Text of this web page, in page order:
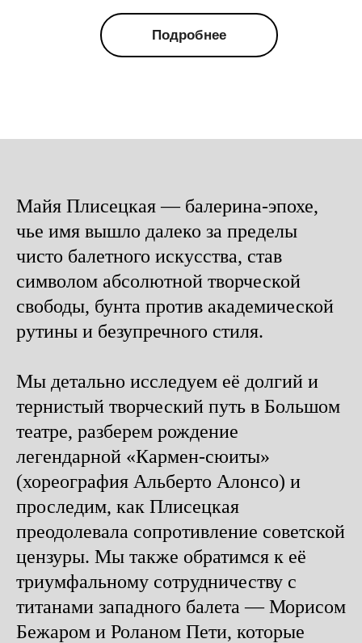
Подробнее
Майя Плисецкая — балерина-эпохе,
чье имя вышло далеко за пределы
чисто балетного искусства, став
символом абсолютной творческой
свободы, бунта против академической
рутины и безупречного стиля.
Мы детально исследуем её долгий и
тернистый творческий путь в Большом
театре, разберем рождение
легендарной «Кармен-сюиты»
(хореография Альберто Алонсо) и
проследим, как Плисецкая
преодолевала сопротивление советской
цензуры. Мы также обратимся к её
триумфальному сотрудничеству с
титанами западного балета — Морисом
Бежаром и Роланом Пети, которые